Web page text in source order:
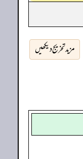
مزید تخریج دیکھیں